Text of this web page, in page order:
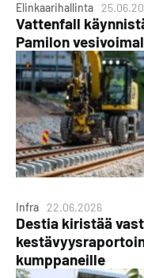
Elinkaarihallinta
Vattenfall
Pamilon
Infra 22.06.2026
Destia kiristää
kumppaneille